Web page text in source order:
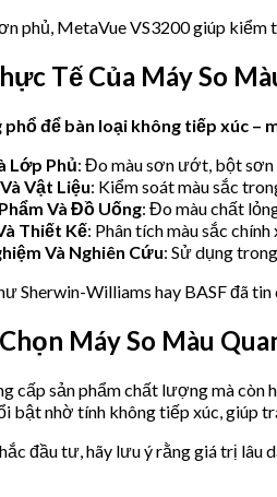
phủ, MetaVue VS3200 giúp
Tế Của Máy So
phổ để bàn loại không tiếp xúc –
Lớp Phủ: Đo màu sơn ướt, bột sơn
Vật Liệu: Kiểm soát màu sắc
Và Đồ Uống: Đo màu chất
Thiết Kế: Phân tích màu sắc
Và Nghiên Cứu: Sử dụng
Sherwin-Williams hay BASF đã
Máy So Màu
cấp sản phẩm chất lượng mà
bật nhờ tính không tiếp xúc, giúp
đầu tư, hãy lưu ý rằng giá trị